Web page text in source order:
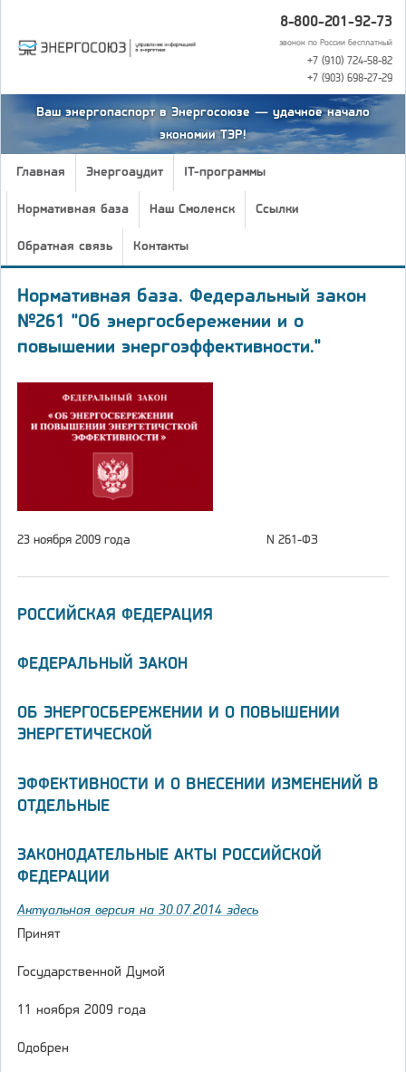
8-800-201-92-73
звонок по России бесплатный
+7 (910) 724-58-82
+7 (903) 698-27-29
Ваш энергопаспорт в Энергосоюзе — удачное начало
экономии ТЭР!
Главная Энергоаудит IT-программы
Нормативная база Наш Смоленск Ссылки
Обратная связь Контакты
Нормативная база. Федеральный закон
№261 "Об энергосбережении и о
повышении энергоэффективности."
23 ноября 2009 года N 261-ФЗ
РОССИЙСКАЯ ФЕДЕРАЦИЯ
ФЕДЕРАЛЬНЫЙ ЗАКОН
ОБ ЭНЕРГОСБЕРЕЖЕНИИ И О ПОВЫШЕНИИ
ЭНЕРГЕТИЧЕСКОЙ
ЭФФЕКТИВНОСТИ И О ВНЕСЕНИИ ИЗМЕНЕНИЙ В
ОТДЕЛЬНЫЕ
ЗАКОНОДАТЕЛЬНЫЕ АКТЫ РОССИЙСКОЙ
ФЕДЕРАЦИИ
Актуальная версия на 30.07.2014 здесь
Принят
Государственной Думой
11 ноября 2009 года
Одобрен